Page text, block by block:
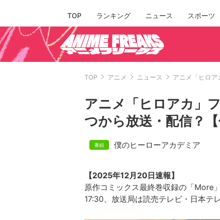
TOP ランキング ニュース スポーツ
TOP アニメ ニュース アニメ「ヒロ
アニメ「ヒロアカ」
つから放送・配信？
僕のヒーローアカデミア
【2025年12月20日速報】
原作コミックス最終巻収録の「More
17:30、放送局は読売テレビ・日本テ